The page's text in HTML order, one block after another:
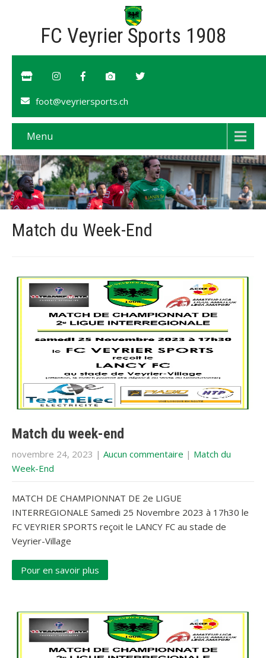
FC Veyrier Sports 1908
foot@veyriersports.ch
Menu
Match du Week-End
Match du week-end
novembre 24, 2023 | Aucun commentaire | Match du
Week-End
MATCH DE CHAMPIONNAT DE 2e LIGUE
INTERREGIONALE Samedi 25 Novembre 2023 à 17h30 le
FC VEYRIER SPORTS reçoit le LANCY FC au stade de
Veyrier-Village
Pour en savoir plus